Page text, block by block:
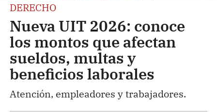
DERECHO
Nueva UIT 2026: conoce
los montos que afectan
sueldos, multas y
beneficios laborales
Atención, empleadores y trabajadores.